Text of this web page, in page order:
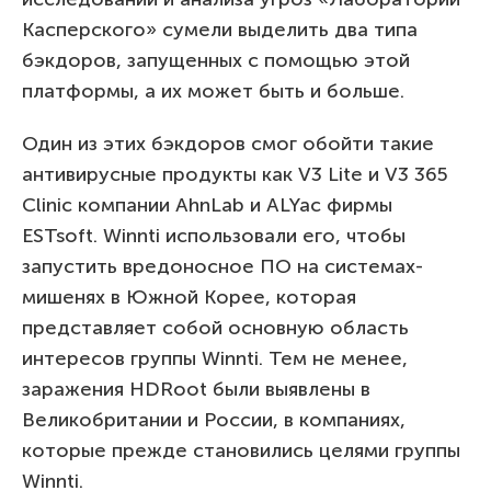
Касперского» сумели выделить два типа
бэкдоров, запущенных с помощью этой
платформы, а их может быть и больше.
Один из этих бэкдоров смог обойти такие
антивирусные продукты как V3 Lite и V3 365
Clinic компании AhnLab и ALYac фирмы
ESTsoft. Winnti использовали его, чтобы
запустить вредоносное ПО на системах-
мишенях в Южной Корее, которая
представляет собой основную область
интересов группы Winnti. Тем не менее,
заражения HDRoot были выявлены в
Великобритании и России, в компаниях,
которые прежде становились целями группы
Winnti.